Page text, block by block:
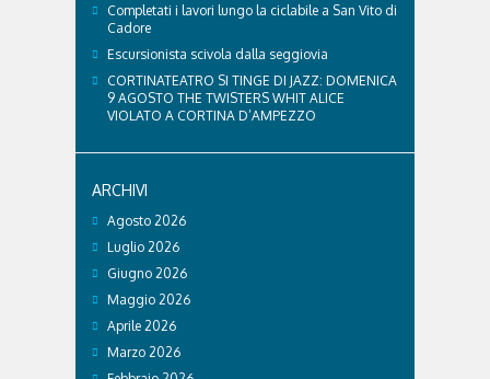
Completati i lavori lungo la ciclabile a San Vito di
Cadore
Escursionista scivola dalla seggiovia
CORTINATEATRO SI TINGE DI JAZZ: DOMENICA
9 AGOSTO THE TWISTERS WHIT ALICE
VIOLATO A CORTINA D’AMPEZZO
ARCHIVI
Agosto 2026
Luglio 2026
Giugno 2026
Maggio 2026
Aprile 2026
Marzo 2026